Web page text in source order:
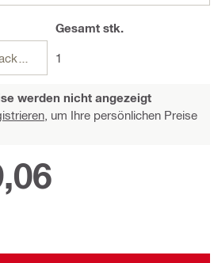
Packungen
Gesamtstk.
1
werden nicht angezeigt
um Ihre persönlichen Preise